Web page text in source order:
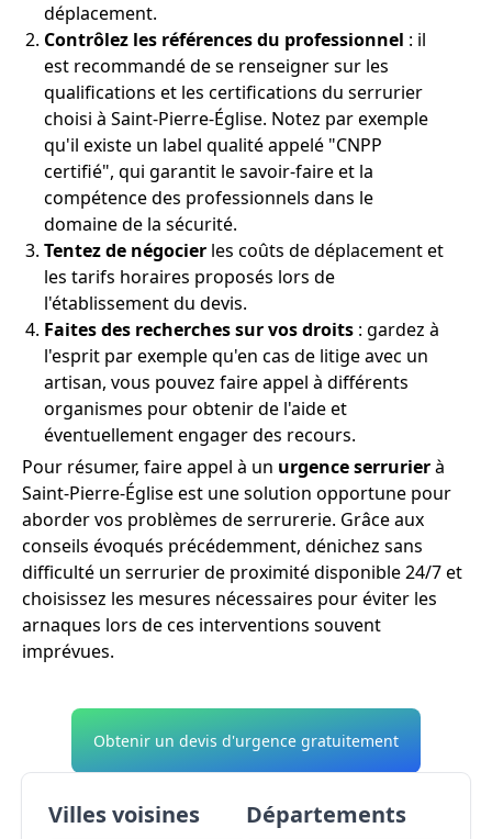
déplacement.
Contrôlez les références du professionnel : il
est recommandé de se renseigner sur les
qualifications et les certifications du serrurier
choisi à Saint-Pierre-Église. Notez par exemple
qu'il existe un label qualité appelé "CNPP
certifié", qui garantit le savoir-faire et la
compétence des professionnels dans le
domaine de la sécurité.
Tentez de négocier les coûts de déplacement et
les tarifs horaires proposés lors de
l'établissement du devis.
Faites des recherches sur vos droits : gardez à
l'esprit par exemple qu'en cas de litige avec un
artisan, vous pouvez faire appel à différents
organismes pour obtenir de l'aide et
éventuellement engager des recours.
Pour résumer, faire appel à un urgence serrurierà
Saint-Pierre-Église est une solution opportune pour
aborder vos problèmes de serrurerie. Grâce aux
conseils évoqués précédemment, dénichez sans
difficulté un serrurier de proximité disponible 24/7 et
choisissez les mesures nécessaires pour éviter les
arnaques lors de ces interventions souvent
imprévues.
Obtenir un devis d'urgence gratuitement
Villes voisines Départements